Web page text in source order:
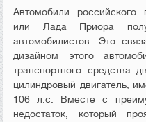
Автомобили
или Лада Приора
автомобилистов. Это
дизайном этого
транспортного средства
цилиндровый двигатель,
106 л.с. Вместе с
недостаток, который